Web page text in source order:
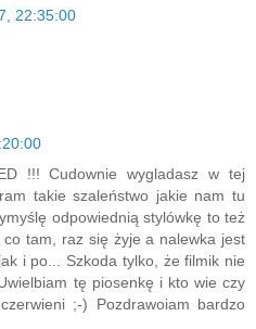
22:35:00
!!! Cudownie wygladasz w tej
takie szaleństwo jakie nam tu
odpowiednią stylówkę to też
tam, raz się żyje a nalewka jest
i po... Szkoda tylko, że filmik nie
tę piosenkę i kto wie czy
;-) Pozdrawoiam bardzo